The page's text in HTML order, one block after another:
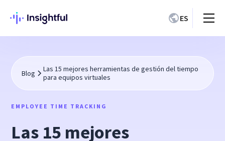
ES
Blog
Las 15 mejores herramientas de gestión del tiempo
para equipos virtuales
EMPLOYEE TIME TRACKING
Las 15 mejores